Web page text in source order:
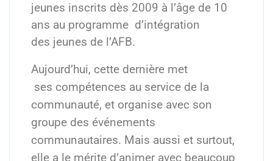
jeunes inscrits dès 2009 à l’âge de 10
ans au programme d’intégration
des jeunes de l’AFB.
Aujourd’hui, cette dernière met
ses compétences au service de la
communauté, et organise avec son
groupe des événements
communautaires. Mais aussi et surtout,
elle a le mérite d’animer avec beaucoup